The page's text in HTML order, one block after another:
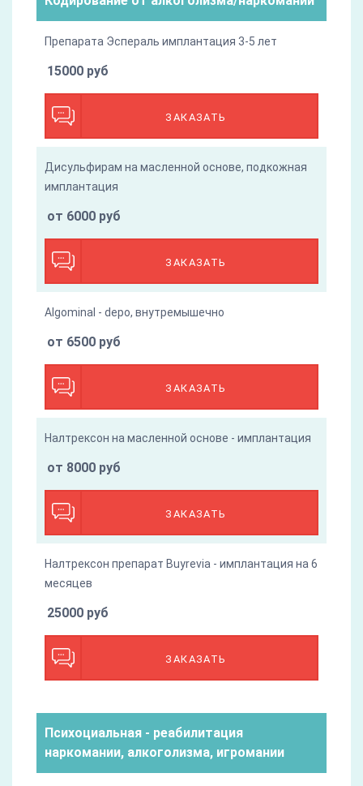
Препарата Эспераль имплантация 3-5 лет
ЗАКАЗАТЬ
15000 руб
Дисульфирам на масленной основе, подкожная
имплантация
ЗАКАЗАТЬ
от 6000 руб
Algominal - depo, внутремышечно
ЗАКАЗАТЬ
от 6500 руб
Налтрексон на масленной основе - имплантация
ЗАКАЗАТЬ
от 8000 руб
Налтрексон препарат Buyrevia - имплантация на 6
месяцев
ЗАКАЗАТЬ
25000 руб
Психоциальная - реабилитация
наркомании, алкоголизма, игромании